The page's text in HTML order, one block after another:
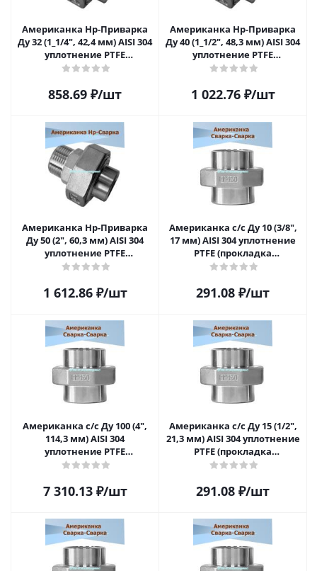
Американка Нр-Приварка
Ду 32 (1_1/4", 42,4 мм) AISI 304
уплотнение PTFE
(прокладка
858.69 ₽/шт
Американка Нр-Приварка
Ду 40 (1_1/2", 48,3 мм) AISI 304
уплотнение PTFE
(прокладка
1 022.76₽/шт
Американка Нр-Приварка
Ду 50 (2", 60,3 мм) AISI 304
уплотнение PTFE
(прокладка
1 612.86₽/шт
Американка с/с Ду 10 (3/8",
17 мм) AISI 304 уплотнение
PTFE (прокладка
фторопластовая),
291.08 ₽/шт
Американка с/с Ду 100 (4",
114,3 мм) AISI 304
уплотнение PTFE
(прокладка
приварная
7 310.13₽/шт
Американка с/с Ду 15 (1/2",
21,3 мм) AISI 304 уплотнение
PTFE (прокладка
фторопластовая),
291.08 ₽/шт